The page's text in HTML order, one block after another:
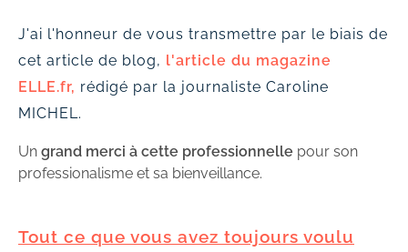
J'ai l'honneur de vous transmettre par le biais de
cet article de blog, l'article du magazine
ELLE.fr, rédigé par la journaliste Caroline
MICHEL.
Un grand merci à cette professionnelle pour son
professionalisme et sa bienveillance.
Tout ce que vous avez toujours voulu